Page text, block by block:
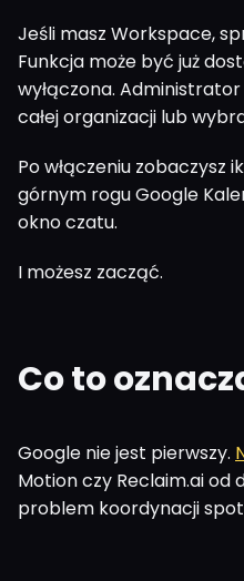
Jeśli masz Workspace,
Funkcja może być już
wyłączona.
całej organizacji lub
Po włączeniu zobaczysz
górnym rogu Google
okno czatu.
I możesz zacząć.
Co to
Google nie jest pierwszy.
Motion czy Reclaim.ai
problem koordynacji